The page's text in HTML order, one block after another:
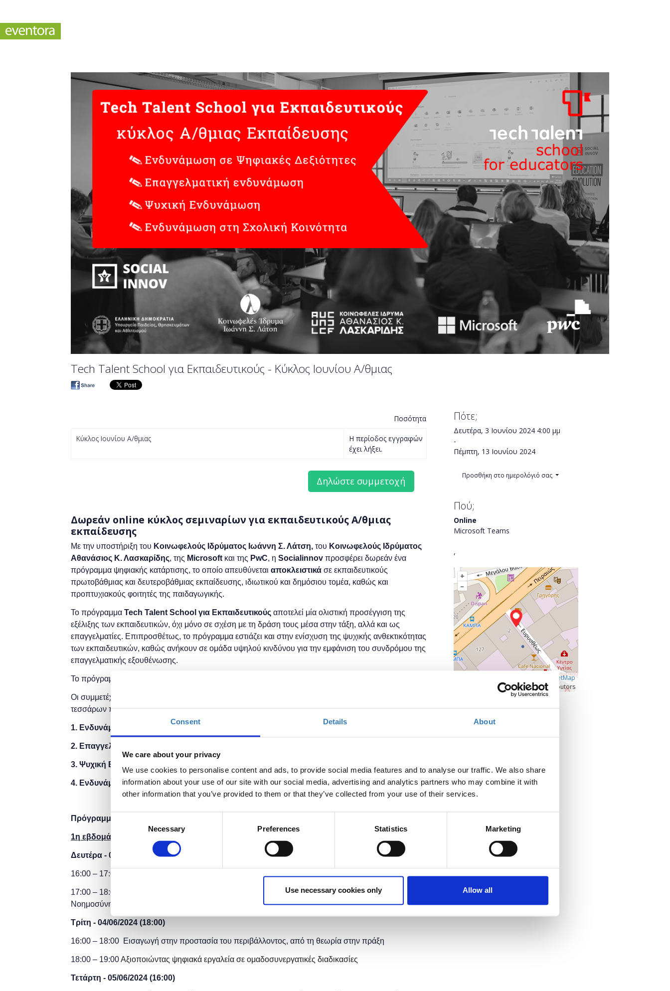
Consent Details About
We care about your privacy
We use cookies to personalise content and ads, to provide social media features and to analyse our traffic. We also share
information about your use of our site with our social media, advertising and analytics partners who may combine it with
other information that you’ve provided to them or that they’ve collected from your use of their services.
Consent
Necessary Preferences Statistics Marketing
Use necessary cookies only Allow all
Tech Talent School για Εκπαιδευτικούς - Κύκλος Ιουνίου Α/θμιας
Ποσότητα
Κύκλος Ιουνίου Α/θμιας
Η περίοδος εγγραφών
έχει λήξει.
Δωρεάν online κύκλος σεμιναρίων για εκπαιδευτικούς Α/θμιας
εκπαίδευσης
Με την υποστήριξη του Κοινωφελούς Ιδρύματος Ιωάννη Σ. Λάτση, του Κοινωφελούς Ιδρύματος
Aθανάσιος Κ. Λασκαρίδης, της Μicrosoft και της PwC, η Socialinnov προσφέρει δωρεάν ένα
πρόγραμμα ψηφιακής κατάρτισης, το οποίο απευθύνεται αποκλειστικά σε εκπαιδευτικούς
πρωτοβάθμιας και δευτεροβάθμιας εκπαίδευσης, ιδιωτικού και δημόσιου τομέα, καθώς και
προπτυχιακούς φοιτητές της παιδαγωγικής.
Το πρόγραμμα Tech Talent School για Εκπαιδευτικούς αποτελεί μία ολιστική προσέγγιση της
εξέλιξης των εκπαιδευτικών, όχι μόνο σε σχέση με τη δράση τους μέσα στην τάξη, αλλά και ως
επαγγελματίες. Επιπροσθέτως, το πρόγραμμα εστιάζει και στην ενίσχυση της ψυχικής ανθεκτικότητας
των εκπαιδευτικών, καθώς ανήκουν σε ομάδα υψηλού κινδύνου για την εμφάνιση του συνδρόμου της
επαγγελματικής εξουθένωσης.
Το πρόγραμμα τελεί υπό την αιγίδα του
Οι συμμετέχοντες του προγράμματος θα κληθούν να παρακολουθήσουν τα δωρεάν σεμινάρια και των
τεσσάρων πυλώνων του προγράμματος:
1. Ενδυνάμωση σε Ψηφιακές Δεξιότητες
2. Επαγγελματική Ενδυνάμωση
3. Ψυχική Ενδυνάμωση
4. Ενδυνάμωση στη Σχολική Κοινότητα
Πρόγραμμα μαθημάτων
1η εβδομάδα
Δευτέρα - 03/06/2024 (16:00)
16:00 – 17:00
17:00 – 18:00 Eκπαίδευση 4.0: Ψηφιακές τεχνολογίες στην εκπαίδευση- εργαλεία Τεχνητής
Νοημοσύνης
Τρίτη - 04/06/2024 (18:00)
16:00 – 18:00 Εισαγωγή στην προστασία του περιβάλλοντος, από τη θεωρία στην πράξη
18:00 – 19:00Αξιοποιώντας ψηφιακά εργαλεία σε ομαδοσυνεργατικές διαδικασίες
Τετάρτη - 05/06/2024 (16:00)
Πότε;
Δευτέρα, 3 Ιουνίου 2024 4:00 μμ
-
Πέμπτη, 13 Ιουνίου 2024
Προσθήκη στο ημερολόγιό σας
Πού;
Online
Microsoft Teams
,
+
–
OpenStreetMap
contributors
Προβολή μεγαλύτερου χάρτη